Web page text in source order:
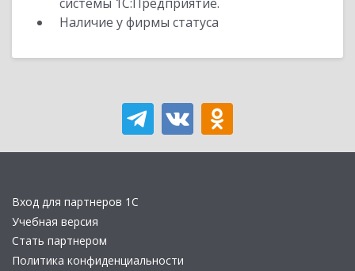
Наличие у фирмы статуса
Вход для партнеров 1С
Учебная версия
Стать партнером
Политика конфиденциальности